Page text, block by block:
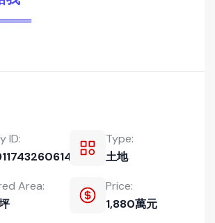
ID:
Type:
土地
Area:
Price:
1,880萬元